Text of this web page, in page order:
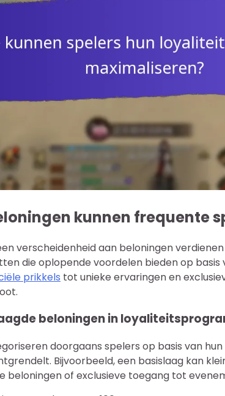
kunnen frequente
verscheidenheid aan beloningen
die oplopende voordelen bieden op
prikkels tot unieke ervaringen en
beloningen in
doorgaans spelers op basis van
Bijvoorbeeld, een basislaag kan
beloningen of exclusieve toegang tot